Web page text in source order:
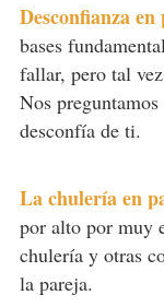
Desconfianza
bases
fallar, pero tal
Nos
desconfía de ti.
La chulería en
por alto por muy
chulería y otras
la pareja.